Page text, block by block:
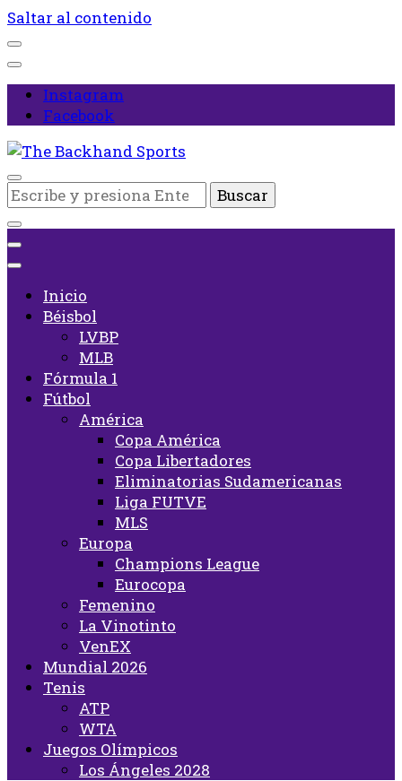
Saltar al contenido
Instagram
Facebook
The Backhand Sports
Inicio
¿Buscas
algo?
Inicio
Béisbol
LVBP
MLB
Fórmula 1
Fútbol
América
Copa América
Copa Libertadores
Eliminatorias Sudamericanas
Liga FUTVE
MLS
Europa
Champions League
Eurocopa
Femenino
La Vinotinto
VenEX
Mundial 2026
Tenis
ATP
WTA
Juegos Olímpicos
Los Ángeles 2028